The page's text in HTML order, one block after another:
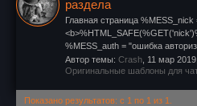
раздела
Главная страница %MESS_nick
%MESS_auth = "ошибка
Автор темы: Crash 11 мар 2019
Оригинальные шаблоны для
Показано результатов: с 1 по 1 из 1.